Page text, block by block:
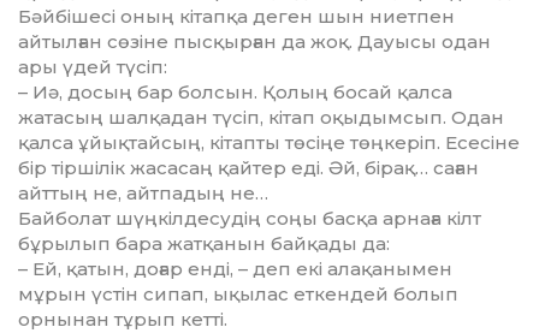
Бәй­бішесі оның кітапқа деген шын ние­т­пен
айтылған сөзіне пысқырған да жоқ. Дауысы одан
ары үдей түсіп:
– Иә, досың бар болсын. Қолың бо­сай қалса
жатасың шалқадан тү­сіп, кітап оқыдымсып. Одан
қалса ұйық­тайсың, кітапты төсіңе төң­ке­ріп. Есесіне
бір тіршілік жасасаң қай­тер еді. Әй, бірақ… саған
айттың не, айтпадың не…
Байболат шүңкілдесудің соңы бас­қа арнаға кілт
бұрылып бара жат­қанын байқады да:
– Ей, қатын, доғар енді, – деп екі алақанымен
мұрын үстін сипап, ықы­лас еткендей болып
орнынан тұрып кетті.